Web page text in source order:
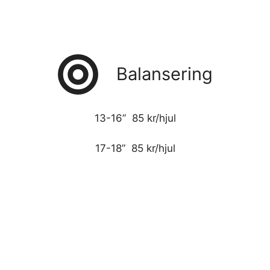
Balansering
13-16” 85 kr/hjul
17-18” 85 kr/hjul